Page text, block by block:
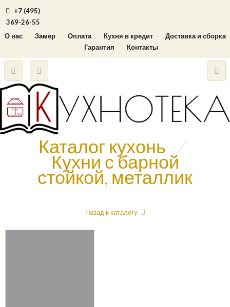
+7 (495)
369-26-55
О нас
Замер Оплата Кухня в кредит
Доставка и сборка
Гарантия
Контакты
Каталог кухонь /
Кухни с барной
стойкой, металлик
Назад к каталогу